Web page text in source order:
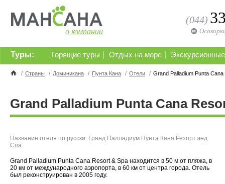
о компании
(044)
Горящие туры Отдых на море
Туры:
/ Страны / Доминикана / Пунта Кана / Отели / Grand Palladium Punta
Grand Palladium Punta Cana
Название отеля по русски: Гранд Палладиум Пунта Кана Резорт энд
Спа
Grand Palladium Punta Cana Resort & Spa находится в 50 м от пляжа, в
20 км от международного аэропорта, в 60 км от центра города. Отель
был реконструирован в 2005 году.